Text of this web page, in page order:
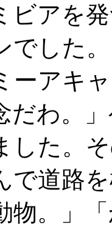
ビアを
した。
ーアキ
だわ。
した。
で道路
物。」